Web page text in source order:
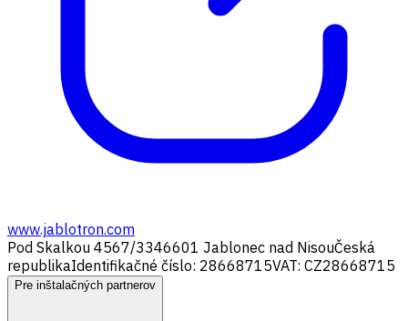
www.jablotron.com
Pod Skalkou 4567/3346601 Jablonec nad NisouČeská
republikaIdentifikačné číslo: 28668715VAT: CZ28668715
Pre inštalačných partnerov